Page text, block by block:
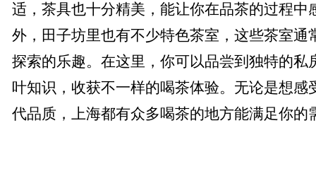
适，茶具也十分精美，能让你在品茶的过程中
外，田子坊里也有不少特色茶室，这些茶室通
探索的乐趣。在这里，你可以品尝到独特的私
叶知识，收获不一样的喝茶体验。无论是想感
代品质，上海都有众多喝茶的地方能满足你的